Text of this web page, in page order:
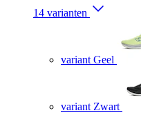
14 varianten
variant Geel
variant Zwart